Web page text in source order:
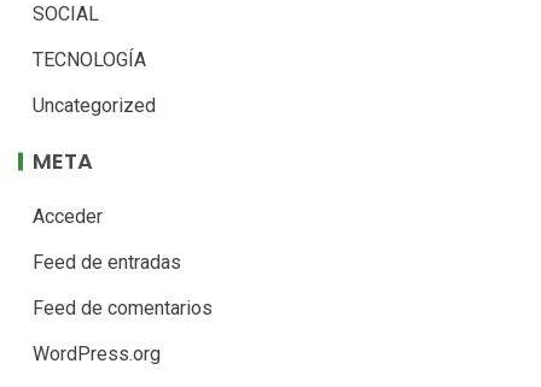
SOCIAL
TECNOLOGÍA
Uncategorized
META
Acceder
Feed de entradas
Feed de comentarios
WordPress.org